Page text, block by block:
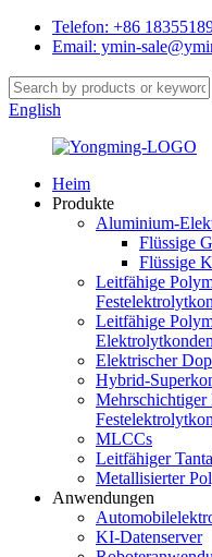
Telefon: +86
Email: ymin-
English
Heim
Produkte
Aluminium-
Flüssige
Flüssige
Leitfähige
Leitfähige
Elektrischer
Hybrid-
MLCCs
Leitfähiger
Metallisierter
Anwendungen
KI-Datenserver